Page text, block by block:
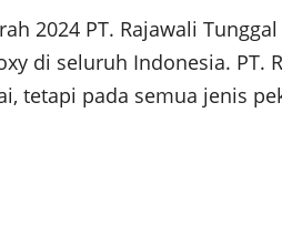
2024 PT. Rajawali
di seluruh Indonesia. PT.
tetapi pada semua jenis